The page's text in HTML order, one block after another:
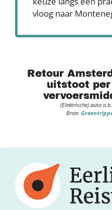
vloog naar
Retour
uitstoot per
(Elektrische) auto
Bron: